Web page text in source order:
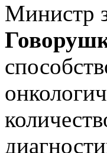
Министр